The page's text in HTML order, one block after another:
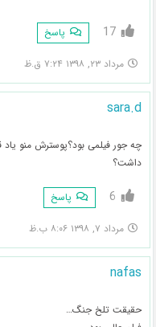
17 پاسخ
مرداد ۲۳, ۱۳۹۸ ۷:۲۴ ق.ظ
sara.d
چه جور فیلمی بود؟پوسترش منو
داشت؟
6 پاسخ
مرداد ۷, ۱۳۹۸ ۸:۰۶ ب.ظ
nafas
حقیقت تلخ جنگ…